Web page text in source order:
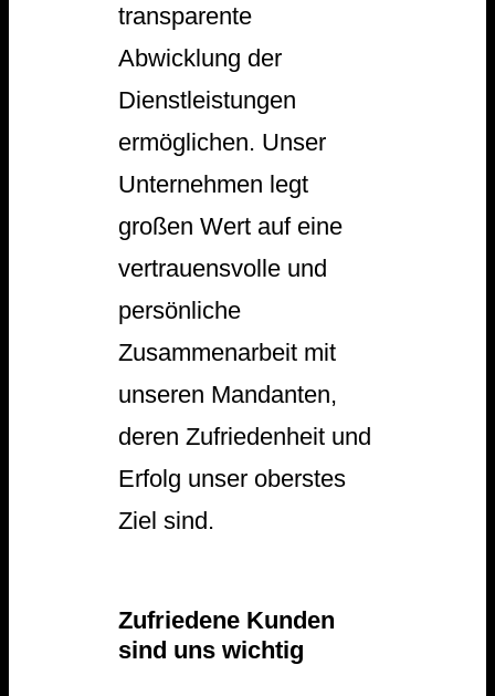
transparente
Abwicklung der
Dienstleistungen
ermöglichen. Unser
Unternehmen legt
großen Wert auf eine
vertrauensvolle und
persönliche
Zusammenarbeit mit
unseren Mandanten,
deren Zufriedenheit und
Erfolg unser oberstes
Ziel sind.
Zufriedene Kunden
sind uns wichtig